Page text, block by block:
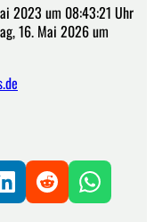
2023 um 08:43:21 Uhr
16. Mai 2026 um